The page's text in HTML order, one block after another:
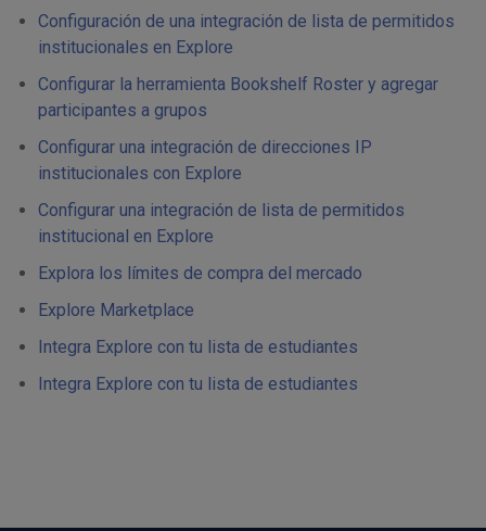
Configuración de una integración de lista de permitidos
institucionales en Explore
Configurar la herramienta Bookshelf Roster y agregar
participantes a grupos
Configurar una integración de direcciones IP
institucionales con Explore
Configurar una integración de lista de permitidos
institucional en Explore
Explora los límites de compra del mercado
Explore Marketplace
Integra Explore con tu lista de estudiantes
Integra Explore con tu lista de estudiantes